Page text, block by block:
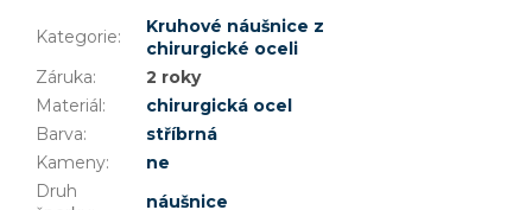
Kategorie:
Kruhové náušnice z
chirurgické oceli
Záruka:
2 roky
Materiál:
chirurgická ocel
Barva:
stříbrná
Kameny:
ne
Druh
náušnice